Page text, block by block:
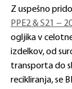
Z uspešno
PPE2 & S21 −
ogljika v
izdelkov, od
transporta do
recikliranja, se